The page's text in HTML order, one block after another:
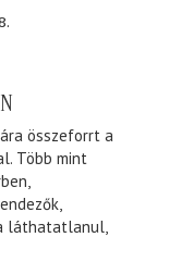
összeforrt a
Több mint
láthatatlanul,